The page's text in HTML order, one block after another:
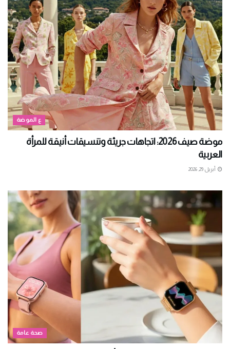
ع الموضة
موضة صيف 2026: اتجاهات جريئة وتنسيقات أنيقة للمرأة
العربية
أبريل 29, 2026
صحة عامة